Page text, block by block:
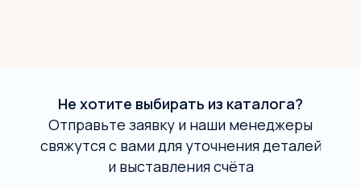
Не хотите выбирать из каталога?
Отправьте заявку и наши менеджеры
свяжутся с вами для уточнения деталей
и выставления счёта